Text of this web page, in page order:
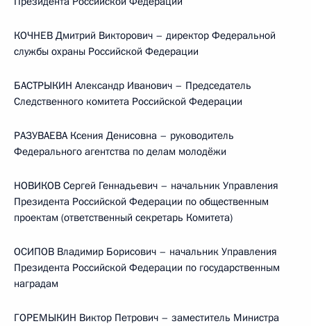
КОЧНЕВ Дмитрий Викторович – директор Федеральной
службы охраны Российской Федерации
БАСТРЫКИН Александр Иванович – Председатель
Следственного комитета Российской Федерации
РАЗУВАЕВА Ксения Денисовна – руководитель
Федерального агентства по делам молодёжи
НОВИКОВ Сергей Геннадьевич – начальник Управления
Президента Российской Федерации по общественным
проектам (ответственный секретарь Комитета)
ОСИПОВ Владимир Борисович – начальник Управления
Президента Российской Федерации по государственным
наградам
ГОРЕМЫКИН Виктор Петрович – заместитель Министра